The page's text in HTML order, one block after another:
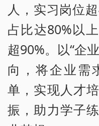
人，实习岗位
占比达80%以
超90%。以“企
向，将企业需
单，实现人才
振，助力学子